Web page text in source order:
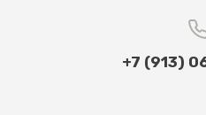
+7 (913)